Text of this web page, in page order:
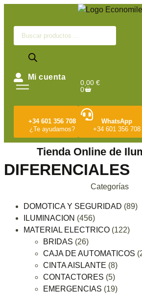
Mi cuenta
0,00€
0
+34 601 356 708
¿Te ayudamos?
WhatsApp
+34 601 356 708
Tienda Online de
DIFERENCIALES
Categorías
DOMOTICA Y SEGURIDAD (89)
ILUMINACION (456)
MATERIAL ELECTRICO (122)
BRIDAS (26)
CAJA DE AUTOMATICOS
CINTA AISLANTE (8)
CONTACTORES (5)
EMERGENCIAS (19)